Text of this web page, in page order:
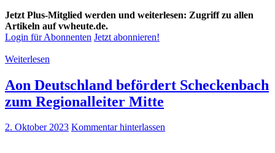
Jetzt Plus-Mitglied werden und weiterlesen: Zugriff zu allen
Artikeln auf vwheute.de.
Login für Abonnenten Jetzt abonnieren!
Weiterlesen
Aon Deutschland befördert Scheckenbach
zum Regionalleiter Mitte
2. Oktober 2023 Kommentar hinterlassen